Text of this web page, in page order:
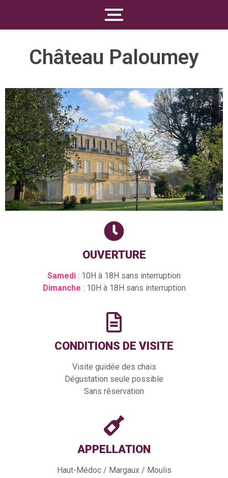
Château Paloumey
OUVERTURE
Samedi : 10H à 18H sans interruption
Dimanche : 10H à 18H sans interruption
CONDITIONS DE VISITE
Visite guidée des chais
Dégustation seule possible
Sans réservation
APPELLATION
Haut-Médoc / Margaux / Moulis